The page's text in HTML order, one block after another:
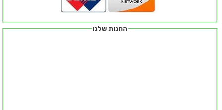
החנות שלנו